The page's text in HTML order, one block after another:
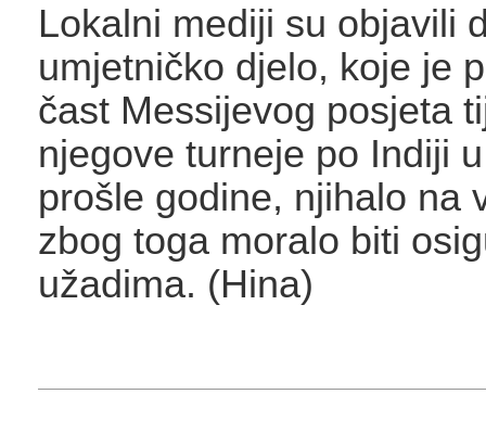
Lokalni mediji su objavili
umjetničko djelo, koje je
čast Messijevog posjeta
njegove turneje po Indiji
prošle godine, njihalo na
zbog toga moralo biti
užadima. (Hina)